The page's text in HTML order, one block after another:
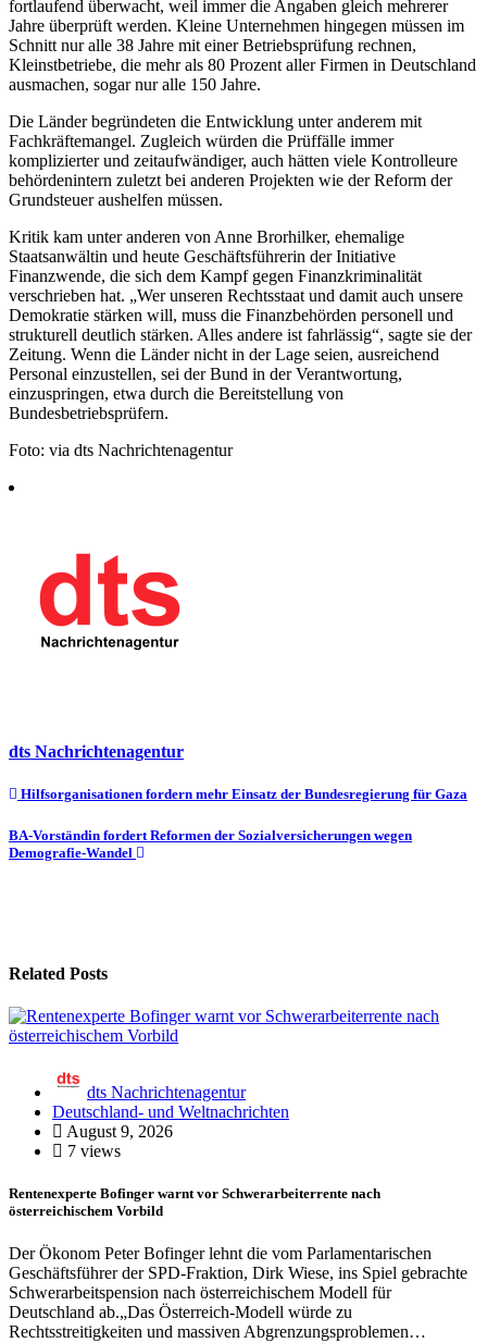
fortlaufend überwacht, weil immer die Angaben gleich mehrerer
Jahre überprüft werden. Kleine Unternehmen hingegen müssen im
Schnitt nur alle 38 Jahre mit einer Betriebsprüfung rechnen,
Kleinstbetriebe, die mehr als 80 Prozent aller Firmen in Deutschland
ausmachen, sogar nur alle 150 Jahre.
Die Länder begründeten die Entwicklung unter anderem mit
Fachkräftemangel. Zugleich würden die Prüffälle immer
komplizierter und zeitaufwändiger, auch hätten viele Kontrolleure
behördenintern zuletzt bei anderen Projekten wie der Reform der
Grundsteuer aushelfen müssen.
Kritik kam unter anderen von Anne Brorhilker, ehemalige
Staatsanwältin und heute Geschäftsführerin der Initiative
Finanzwende, die sich dem Kampf gegen Finanzkriminalität
verschrieben hat. „Wer unseren Rechtsstaat und damit auch unsere
Demokratie stärken will, muss die Finanzbehörden personell und
strukturell deutlich stärken. Alles andere ist fahrlässig“, sagte sie der
Zeitung. Wenn die Länder nicht in der Lage seien, ausreichend
Personal einzustellen, sei der Bund in der Verantwortung,
einzuspringen, etwa durch die Bereitstellung von
Bundesbetriebsprüfern.
Foto: via dts Nachrichtenagentur
dts Nachrichtenagentur
Beitragsnavigation
Hilfsorganisationen fordern mehr Einsatz der Bundesregierung für Gaza
BA-Vorständin fordert Reformen der Sozialversicherungen wegen
Demografie-Wandel
Related Posts
dts Nachrichtenagentur
Deutschland- und Weltnachrichten
August 9, 2026
7 views
Rentenexperte Bofinger warnt vor Schwerarbeiterrente nach
österreichischem Vorbild
Der Ökonom Peter Bofinger lehnt die vom Parlamentarischen
Geschäftsführer der SPD-Fraktion, Dirk Wiese, ins Spiel gebrachte
Schwerarbeitspension nach österreichischem Modell für
Deutschland ab.„Das Österreich-Modell würde zu
Rechtsstreitigkeiten und massiven Abgrenzungsproblemen…